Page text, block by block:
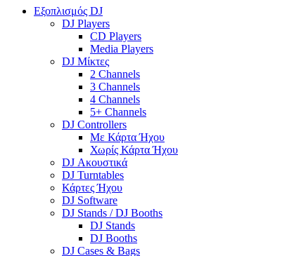
Εξοπλισμός DJ
DJ Players
CD Players
Media Players
DJ Μίκτες
2 Channels
3 Channels
4 Channels
5+ Channels
DJ Controllers
Με Κάρτα Ήχου
Χωρίς Κάρτα Ήχου
DJ Ακουστικά
DJ Turntables
Κάρτες Ήχου
DJ Software
DJ Stands / DJ Booths
DJ Stands
DJ Booths
DJ Cases & Bags